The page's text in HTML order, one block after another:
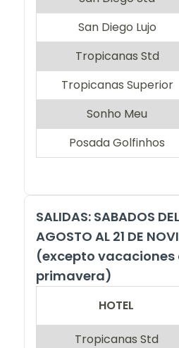
San Diego Lujo
Tropicanas Std
Tropicanas Superior
Sonho Meu
Posada Golfinhos
SALIDAS: SABADOS
AGOSTO AL 21 DE
(excepto vacaciones
primavera)
HOTEL
Tropicanas Std